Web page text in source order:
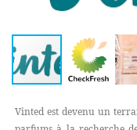
Vinted est devenu un